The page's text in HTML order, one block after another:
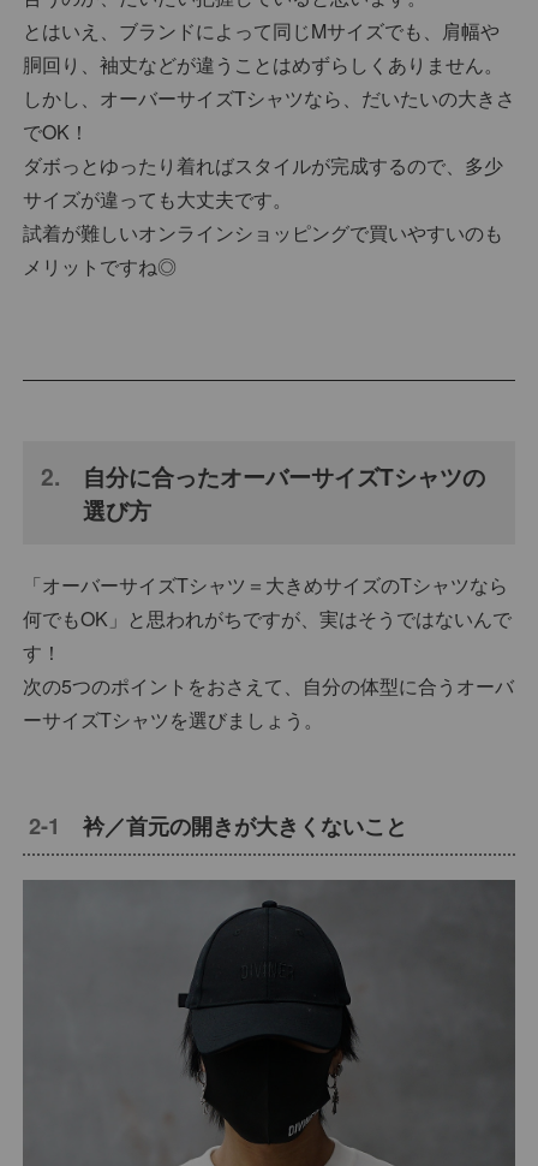
とはいえ、ブランドによって同じMサイズでも、肩幅や
胴回り、袖丈などが違うことはめずらしくありません。
しかし、オーバーサイズTシャツなら、だいたいの大きさ
でOK！
ダボっとゆったり着ればスタイルが完成するので、多少
サイズが違っても大丈夫です。
試着が難しいオンラインショッピングで買いやすいのも
メリットですね◎
自分に合ったオーバーサイズTシャツの
選び方
「オーバーサイズTシャツ＝大きめサイズのTシャツなら
何でもOK」と思われがちですが、実はそうではないんで
す！
次の5つのポイントをおさえて、自分の体型に合うオーバ
ーサイズTシャツを選びましょう。
衿／首元の開きが大きくないこと